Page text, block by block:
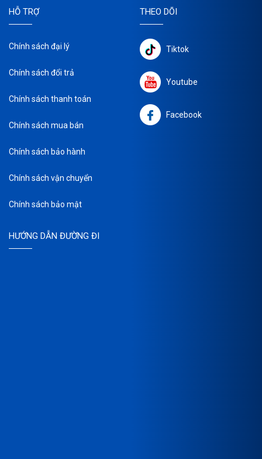
HỖ TRỢ
Chính sách đại lý
Chính sách đổi trả
Chính sách thanh toán
Chính sách mua bán
Chính sách bảo hành
Chính sách vận chuyển
Chính sách bảo mật
THEO DÕI
Tiktok
Youtube
Facebook
HƯỚNG DẪN ĐƯỜNG ĐI